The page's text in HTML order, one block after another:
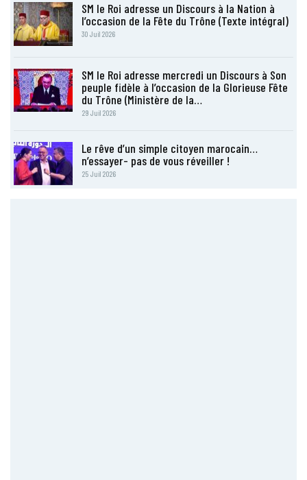
SM le Roi adresse un Discours à la Nation à
l’occasion de la Fête du Trône (Texte intégral)
30 Juil 2026
SM le Roi adresse mercredi un Discours à Son
peuple fidèle à l’occasion de la Glorieuse Fête
du Trône (Ministère de la…
29 Juil 2026
Le rêve d’un simple citoyen marocain…
n’essayer- pas de vous réveiller !
25 Juil 2026